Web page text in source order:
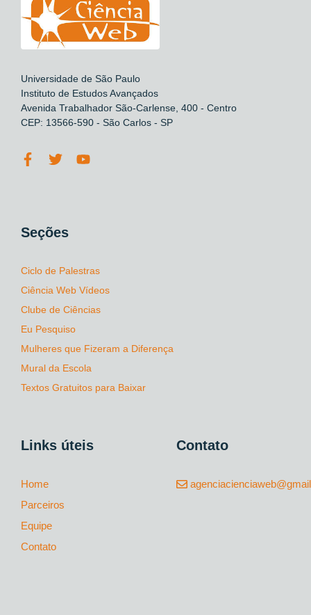
Universidade de São Paulo
Instituto de Estudos Avançados
Avenida Trabalhador São-Carlense, 400 - Centro
CEP: 13566-590 - São Carlos - SP
Seções
Ciclo de Palestras
Ciência Web Vídeos
Clube de Ciências
Eu Pesquiso
Mulheres que Fizeram a Diferença
Mural da Escola
Textos Gratuitos para Baixar
Links úteis
Home
Parceiros
Equipe
Contato
Contato